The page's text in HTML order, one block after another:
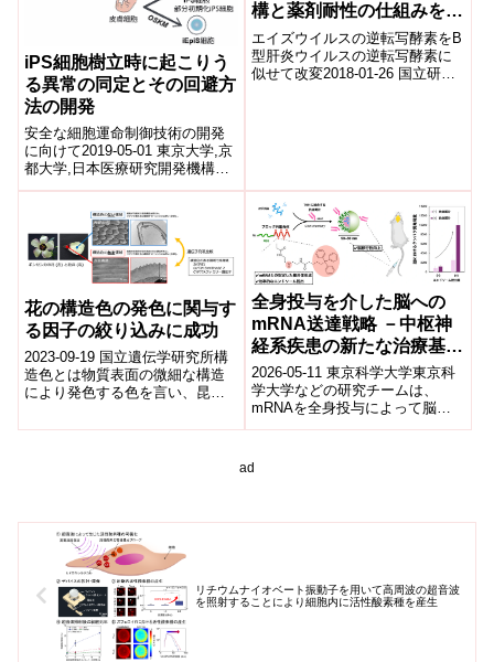
iPS細胞樹立時に起こりう
る異常の同定とその回避方
法の開発
安全な細胞運命制御技術の開発
に向けて2019-05-01 東京大学,京
都大学,日本医療研究開発機構発
表者山田 泰広（東京大学医科学
構と薬剤耐性の仕組みを解
明
エイズウイルスの逆転写酵素をB
型肝炎ウイルスの逆転写酵素に
似せて改変2018-01-26 国立研究
花の構造色の発色に関与す
る因子の絞り込みに成功
2023-09-19 国立遺伝学研究所構
造色とは物質表面の微細な構造
により発色する色を言い、昆虫
れています。構造色は植物の花
全身投与を介した脳への
mRNA送達戦略 －中枢神
経系疾患の新たな治療基盤
として期待－
2026-05-11 東京科学大学東京科
学大学などの研究チームは、
mRNAを全身投与によって脳へ
効率的に送達できる高分子ベー
た。mR...
ad
リチウムナイオベート振動子を用いて高周波の超音波
を照射することにより細胞内に活性酸素種を産生